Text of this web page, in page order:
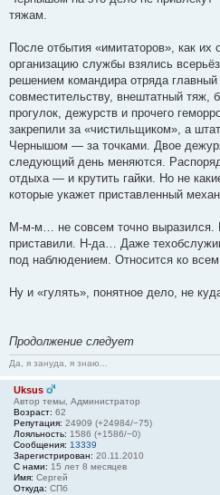
тяжам.
После отбытия «имитаторов», как
организацию службы взялись
решением командира отряда
совместительству, внештатный тяж,
прогулок, дежурств и прочего
закрепили за «чистильщиком», а
Чернышом — за точками. Двое
следующий день меняются.
отдыха — и крутить гайки. Но не
которые укажет приставленный
М-м-м… не совсем точно выразился.
приставили. Н-да… Даже
под наблюдением. Относится ко
Ну и «гулять», понятное дело, не
Продолжение следует
Да, я зануда, я знаю...
Uksus
Автор темы, Администратор
Возраст: 62
Репутация: 24909 (+24984/−75)
Лояльность: 1586 (+1586/−0)
Сообщения: 13339
Зарегистрирован: 20.11.2010
С нами: 15 лет 8 месяцев
Имя: Сергей
Откуда: СПб